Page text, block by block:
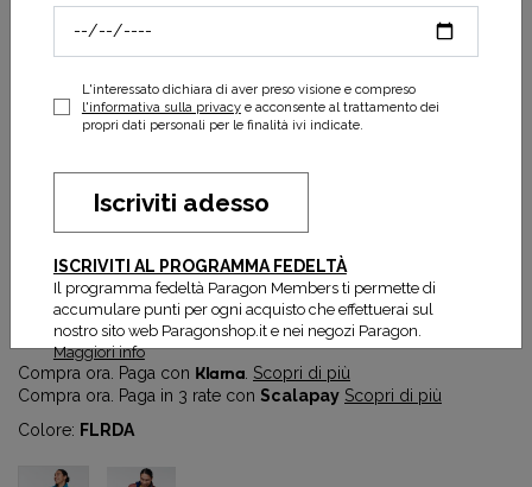
Teca Calido Jacket M
95,40 € 159,00 €
Prezzo più basso degli ultimi 30 gg:95,40 €
Compra ora. Paga con Klarna Scopri di più
Compra ora. Paga in 3 rate con Scalapay Scopri di più
Colore: FLRDA
L'interessato dichiara di aver preso visione e compreso
l'informativa sulla privacye acconsente al trattamento dei
propri dati personali per le finalità ivi indicate.
Iscriviti adesso
ISCRIVITI AL PROGRAMMA FEDELTÀ
Il programma fedeltà Paragon Members ti permette di
accumulare punti per ogni acquisto che effettuerai sul
nostro sito web Paragonshop.it e nei negozi Paragon.
Maggiori info